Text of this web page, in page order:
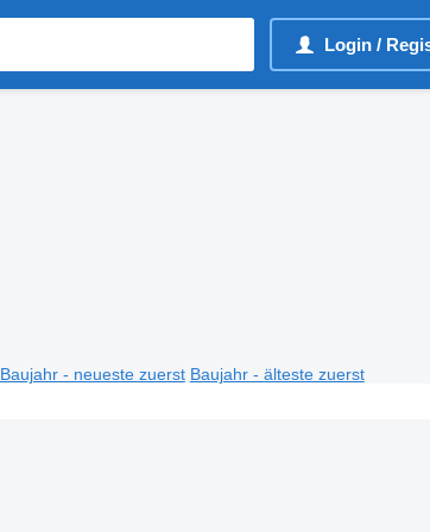
Login /
Baujahr - neueste zuerst Baujahr - älteste zuerst